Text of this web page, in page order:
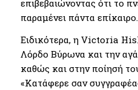
επιβεβαιώνοντας ότι το
παραμένει πάντα επίκαιρο.
Ειδικότερα, η Victoria
Λόρδο Βύρωνα και την
καθώς και στην ποίησή
«Κατάφερε σαν